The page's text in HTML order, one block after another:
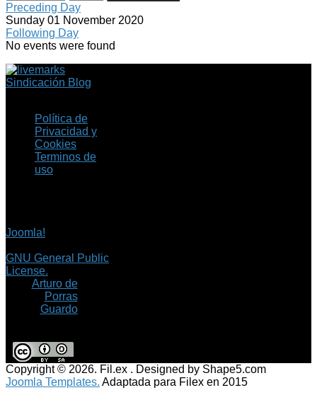
Preceding Day
Sunday 01 November 2020
Following Day
No events were found
Sindicación Blog
Política de
Privacidad y
Cookies
Terminos de
uso
Joomla!
GNU General Public
License.
Arturo de
Porras
Guardo
Copyright © 2026. Fil.ex . Designed by Shape5.com
Joomla Templates. Adaptada para Filex en 2015